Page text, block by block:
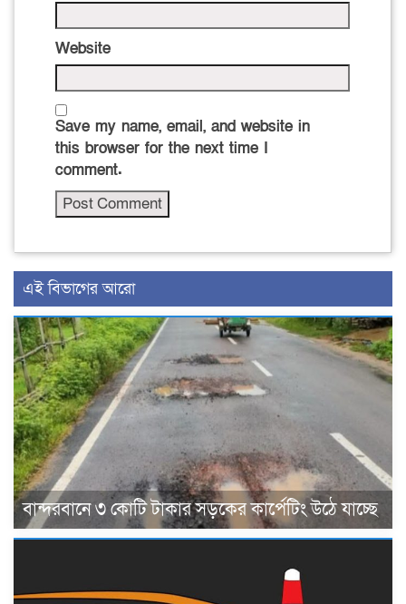
Website
Save my name, email, and website in
this browser for the next time I
comment.
এই বিভাগের আরো
বান্দরবানে ৩ কোটি টাকার সড়কের কার্পেটিং উঠে যাচ্ছে